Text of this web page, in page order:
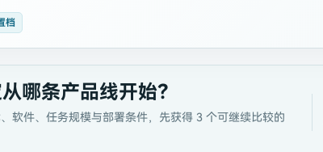
档
哪条产品线开始？
软件、任务规模与部署条件，先获得 3 个可继续比较的